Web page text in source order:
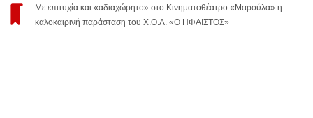
Με επιτυχία και «αδιαχώρητο» στο Κινηματοθέατρο «Μαρούλα» η
καλοκαιρινή παράσταση του Χ.Ο.Λ. «Ο ΗΦΑΙΣΤΟΣ»